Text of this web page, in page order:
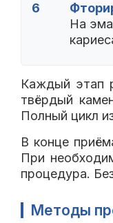
6
На
Каждый этап
твёрдый
Полный цикл
В конце
При
процедура.
Методы